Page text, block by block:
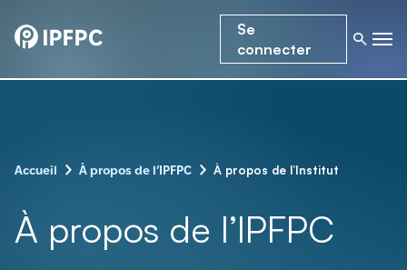
Se
connecter
Accueil – À propos de l’IPFPC – À propos de l’Institut
À propos de l’IPFPC